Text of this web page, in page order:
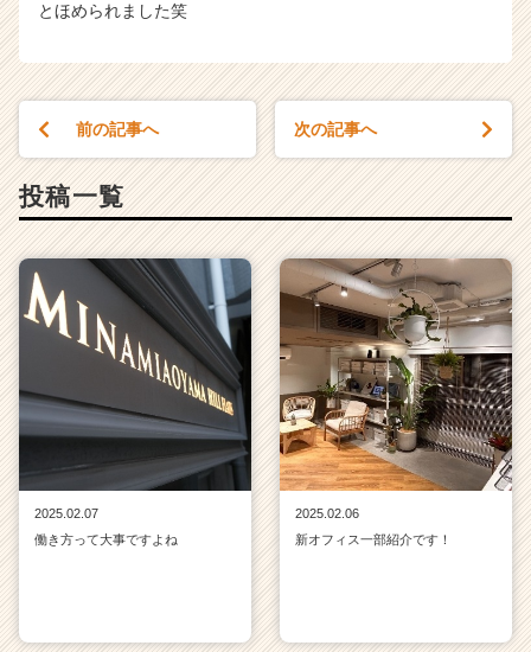
とほめられました笑
前の記事へ 次の記事へ
投稿一覧
2025.02.07
働き方って大事ですよね
2025.02.06
新オフィス一部紹介です！